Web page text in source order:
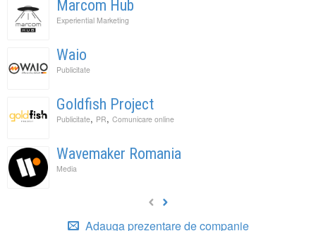
Marcom Hub
Experiential Marketing
Waio
Publicitate
Goldfish Project
Publicitate, PR, Comunicare online
Wavemaker Romania
Media
Adauga prezentare de companie